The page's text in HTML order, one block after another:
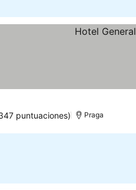
puntuaciones) Praga